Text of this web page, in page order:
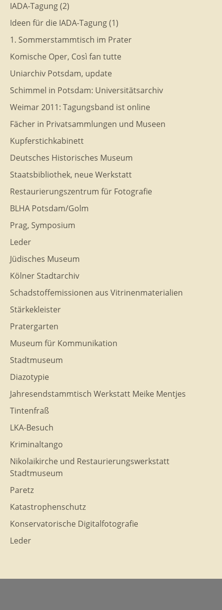
IADA-Tagung (2)
Ideen für die IADA-Tagung (1)
1. Sommerstammtisch im Prater
Komische Oper, Così fan tutte
Uniarchiv Potsdam, update
Schimmel in Potsdam: Universitätsarchiv
Weimar 2011: Tagungsband ist online
Fächer in Privatsammlungen und Museen
Kupferstichkabinett
Deutsches Historisches Museum
Staatsbibliothek, neue Werkstatt
Restaurierungszentrum für Fotografie
BLHA Potsdam/Golm
Prag, Symposium
Leder
Jüdisches Museum
Kölner Stadtarchiv
Schadstoffemissionen aus Vitrinenmaterialien
Stärkekleister
Pratergarten
Museum für Kommunikation
Stadtmuseum
Diazotypie
Jahresendstammtisch Werkstatt Meike Mentjes
Tintenfraß
LKA-Besuch
Kriminaltango
Nikolaikirche und Restaurierungswerkstatt
Stadtmuseum
Paretz
Katastrophenschutz
Konservatorische Digitalfotografie
Leder